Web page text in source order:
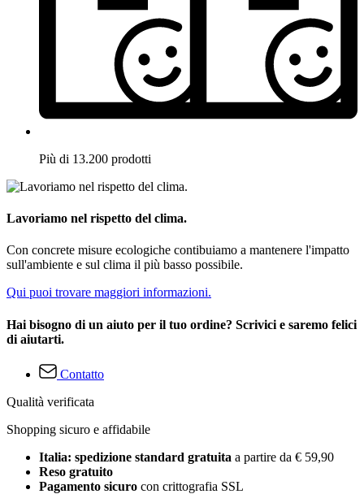
Più di 13.200 prodotti
Lavoriamo nel rispetto del clima.
Con concrete misure ecologiche contibuiamo a mantenere l'impatto
sull'ambiente e sul clima il più basso possibile.
Qui puoi trovare maggiori informazioni.
Hai bisogno di un aiuto per il tuo ordine? Scrivici e saremo felici
di aiutarti.
Contatto
Qualità verificata
Shopping sicuro e affidabile
Italia: spedizione standard gratuita a partire da € 59,90
Reso gratuito
Pagamento sicuro con crittografia SSL